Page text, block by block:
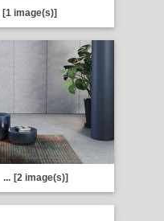
[1 image(s)]
... [2 image(s)]